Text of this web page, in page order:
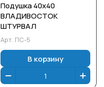
Подушка 40х40
ВЛАДИВОСТОК
ШТУРВАЛ
Арт. ПС-5
В корзину